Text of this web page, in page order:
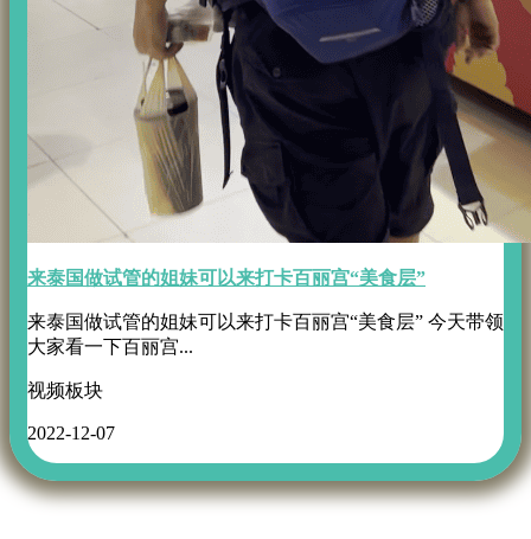
来泰国做试管的姐妹可以来打卡百丽宫“美食层”
来泰国做试管的姐妹可以来打卡百丽宫“美食层” 今天带领
大家看一下百丽宫...
视频板块
2022-12-07